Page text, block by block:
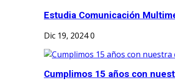
Estudia Comunicación
Dic 19, 20240
Cumplimos 15 años con